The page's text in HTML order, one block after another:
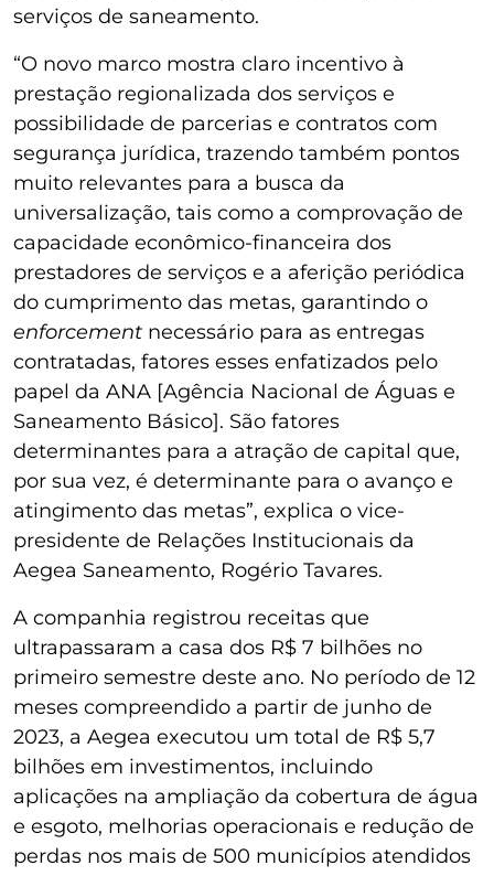
serviços de saneamento.
“O novo marco mostra claro incentivo à
prestação regionalizada dos serviços e
possibilidade de parcerias e contratos com
segurança jurídica, trazendo também pontos
muito relevantes para a busca da
universalização, tais como a comprovação de
capacidade econômico-financeira dos
prestadores de serviços e a aferição periódica
do cumprimento das metas, garantindo o
enforcement necessário para as entregas
contratadas, fatores esses enfatizados pelo
papel da ANA [Agência Nacional de Águas e
Saneamento Básico]. São fatores
determinantes para a atração de capital que,
por sua vez, é determinante para o avanço e
atingimento das metas”, explica o vice-
presidente de Relações Institucionais da
Aegea Saneamento, Rogério Tavares.
A companhia registrou receitas que
ultrapassaram a casa dos R$ 7 bilhões no
primeiro semestre deste ano. No período de 12
meses compreendido a partir de junho de
2023, a Aegea executou um total de R$ 5,7
bilhões em investimentos, incluindo
aplicações na ampliação da cobertura de água
e esgoto, melhorias operacionais e redução de
perdas nos mais de 500 municípios atendidos